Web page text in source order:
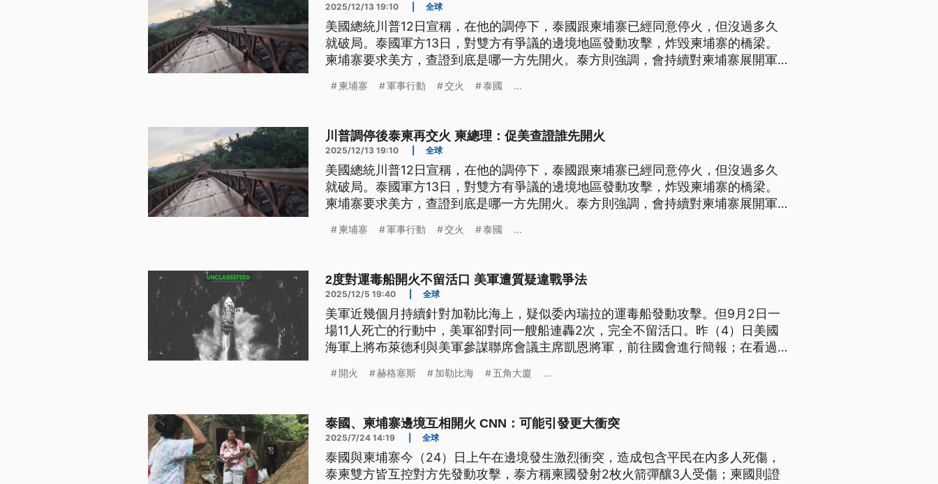
2025/12/13 19:10 全球
美國總統川普12日宣稱，在他的調停下，泰國跟柬埔寨已經同意停火，但沒過多久
就破局。泰國軍方13日，對雙方有爭議的邊境地區發動攻擊，炸毀柬埔寨的橋梁。
柬埔寨要求美方，查證到底是哪一方先開火。泰方則強調，會持續對柬埔寨展開軍事
柬埔寨 軍事行動 交火 泰國 ...
川普調停後泰柬再交火 柬總理：促美查證誰先開火
2025/12/13 19:10 全球
美國總統川普12日宣稱，在他的調停下，泰國跟柬埔寨已經同意停火，但沒過多久
就破局。泰國軍方13日，對雙方有爭議的邊境地區發動攻擊，炸毀柬埔寨的橋梁。
柬埔寨要求美方，查證到底是哪一方先開火。泰方則強調，會持續對柬埔寨展開軍事
柬埔寨 軍事行動 交火 泰國 ...
2度對運毒船開火不留活口 美軍遭質疑違戰爭法
2025/12/5 19:40 全球
美軍近幾個月持續針對加勒比海上，疑似委內瑞拉的運毒船發動攻擊。但9月2日一
場11人死亡的行動中，美軍卻對同一艘船連轟2次，完全不留活口。昨（4）日美國
海軍上將布萊德利與美軍參謀聯席會議主席凱恩將軍，前往國會進行簡報；在看過當
開火 赫格塞斯 加勒比海 五角大廈 ...
泰國、柬埔寨邊境互相開火 CNN：可能引發更大衝突
2025/7/24 14:19 全球
泰國與柬埔寨今（24）日上午在邊境發生激烈衝突，造成包含平民在內多人死傷，
泰柬雙方皆互控對方先發動攻擊，泰方稱柬國發射2枚火箭彈釀3人受傷；柬國則證